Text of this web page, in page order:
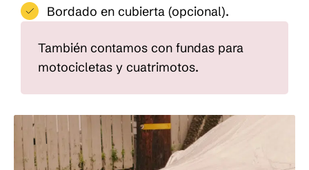
Bordado en cubierta (opcional).
También contamos con fundas para
motocicletas y cuatrimotos.